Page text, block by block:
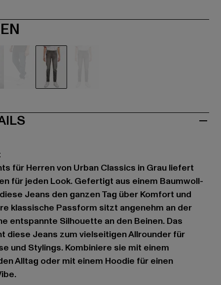
für Herren von Urban Classics in Grau liefert
für jeden Look. Gefertigt aus einem Baumwoll-
Jeans den ganzen Tag über Komfort und
klassische Passform sitzt angenehm an der
entspannte Silhouette an den Beinen. Das
diese Jeans zum vielseitigen Allrounder für
und Stylings. Kombiniere sie mit einem
Alltag oder mit einem Hoodie für einen